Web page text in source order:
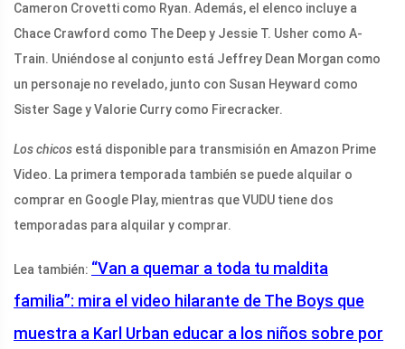
Cameron Crovetti como Ryan. Además, el elenco incluye a
Chace Crawford como The Deep y Jessie T. Usher como A-
Train. Uniéndose al conjunto está Jeffrey Dean Morgan como
un personaje no revelado, junto con Susan Heyward como
Sister Sage y Valorie Curry como Firecracker.
Los chicos está disponible para transmisión en Amazon Prime
Video. La primera temporada también se puede alquilar o
comprar en Google Play, mientras que VUDU tiene dos
temporadas para alquilar y comprar.
Lea también: “Van a quemar a toda tu maldita
familia”: mira el video hilarante de The Boys que
muestra a Karl Urban educar a los niños sobre por